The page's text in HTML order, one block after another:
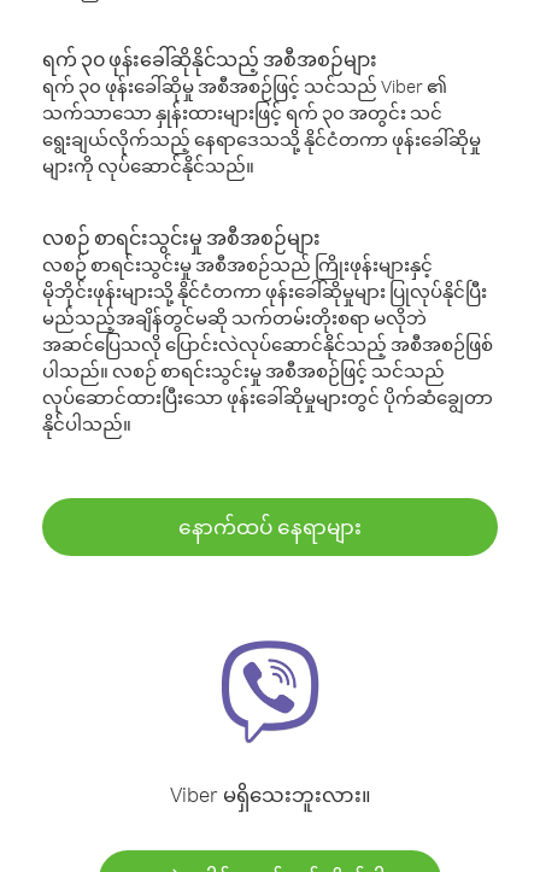
ရက် ၃၀ ဖုန်းခေါ်ဆိုနိုင်သည့် အစီအစဉ်များ
ရက် ၃၀ ဖုန်းခေါ်ဆိုမှု အစီအစဉ်ဖြင့် သင်သည် Viber ၏
သက်သာသော နှုန်းထားများဖြင့် ရက် ၃၀ အတွင်း သင်
ရွေးချယ်လိုက်သည့် နေရာဒေသသို့ နိုင်ငံတကာ ဖုန်းခေါ်ဆိုမှု
များကို လုပ်ဆောင်နိုင်သည်။
လစဉ် စာရင်းသွင်းမှု အစီအစဉ်များ
လစဉ် စာရင်းသွင်းမှု အစီအစဉ်သည် ကြိုးဖုန်းများနှင့်
မိုဘိုင်းဖုန်းများသို့ နိုင်ငံတကာ ဖုန်းခေါ်ဆိုမှုများ ပြုလုပ်နိုင်ပြီး
မည်သည့်အချိန်တွင်မဆို သက်တမ်းတိုးစရာ မလိုဘဲ
အဆင်ပြေသလို ပြောင်းလဲလုပ်ဆောင်နိုင်သည့် အစီအစဉ်ဖြစ်
ပါသည်။ လစဉ် စာရင်းသွင်းမှု အစီအစဉ်ဖြင့် သင်သည်
လုပ်ဆောင်ထားပြီးသော ဖုန်းခေါ်ဆိုမှုများတွင် ပိုက်ဆံချွေတာ
နိုင်ပါသည်။
နောက်ထပ် နေရာများ
Viber မရှိသေးဘူးလား။